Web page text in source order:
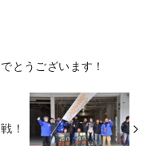
とうございます！
！